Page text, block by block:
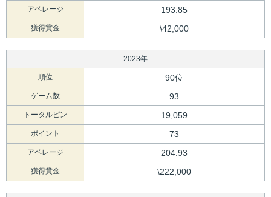
アベレージ 193.85
獲得賞金 \42,000
2023年
順位 90位
ゲーム数 93
トータルピン 19,059
ポイント 73
アベレージ 204.93
獲得賞金 \222,000